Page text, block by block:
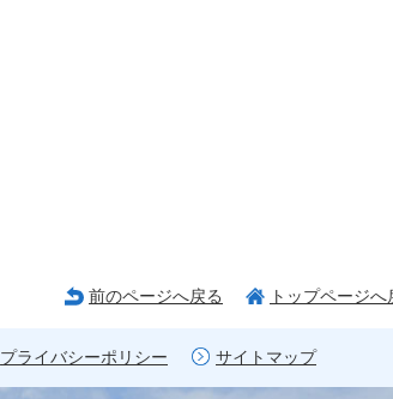
前のページへ戻る トップページへ
プライバシーポリシー サイトマップ